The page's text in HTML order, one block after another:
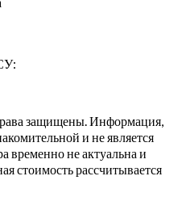
защищены. Информация,
и не является
временно не актуальна и
стоимость рассчитывается